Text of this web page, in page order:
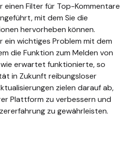
einen Filter für Top-Kommentare
mit dem Sie die
hervorheben können.
ein wichtiges Problem mit dem
die Funktion zum Melden von
erwartet funktionierte, so
in Zukunft reibungsloser
zielen darauf ab,
Plattform zu verbessern und
zu gewährleisten.